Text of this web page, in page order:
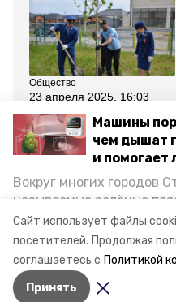
Сайт использует файлы
посетителей. Продолжая
соглашаетесь с Политикой
Принять
Машины
чем дышат
и помогает
Вокруг многих городов
называемые зелёные
снижающие негативное
газов на атмосферу.
постоянно растущим
каким воздухом дышат
корреспондент
Общество
23 апреля 2025, 16:03
«Сад памяти» появился
на территории новой
школы №11 в
Ессентуках
Все новости
отключение воды
авария